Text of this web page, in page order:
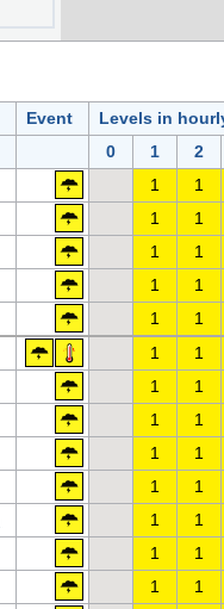
Event
Levels in
0
1
2
1
1
1
1
1
1
1
1
1
1
1
1
1
1
1
1
1
1
1
1
1
1
1
1
1
1